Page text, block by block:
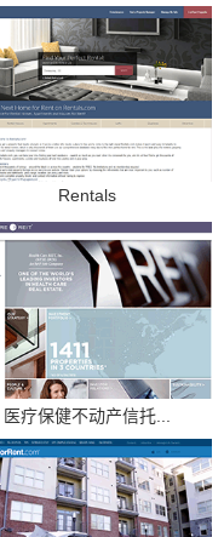
Rentals
医疗保健不动产信托...